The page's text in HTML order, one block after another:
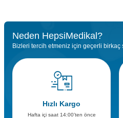
Neden HepsiMedikal?
Bizleri tercih etmeniz için geçerli birkaç
Hızlı Kargo
Hafta içi saat 14:00’ten önce